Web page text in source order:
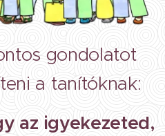
gondolatot
a tanítóknak:
az igyekezeted,